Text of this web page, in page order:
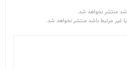
منتشر نخواهد شد.
غیر مرتبط باشد منتشر نخواهد شد.